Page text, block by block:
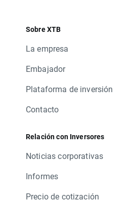
Sobre XTB
La empresa
Embajador
Plataforma de inversión
Contacto
Relación con Inversores
Noticias corporativas
Informes
Precio de cotización